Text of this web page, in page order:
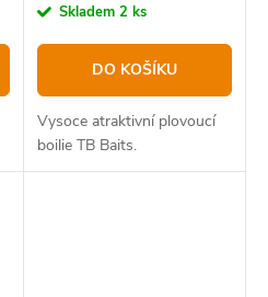
cena:Skladem 2 ks
DO KOŠÍKU
Vysoce atraktivní plovoucí
boilie TB Baits.